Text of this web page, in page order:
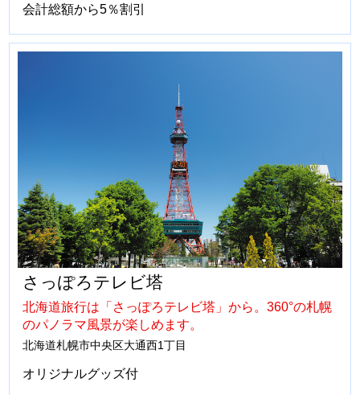
会計総額から5％割引
さっぽろテレビ塔
北海道旅行は「さっぽろテレビ塔」から。360°の札幌
のパノラマ風景が楽しめます。
北海道札幌市中央区大通西1丁目
オリジナルグッズ付